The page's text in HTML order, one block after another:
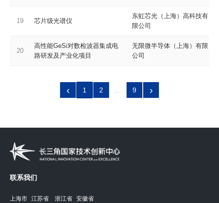
19 芯片级光谱仪
东虹芯光（上海）高科技有
限公司
20
高性能GeSi对数检波器集成电
路研发及产业化项目
无限微半导体（上海）有限
公司
‹ 1 2 9 ›
联系我们
上海市 江苏省 浙江省 安徽省